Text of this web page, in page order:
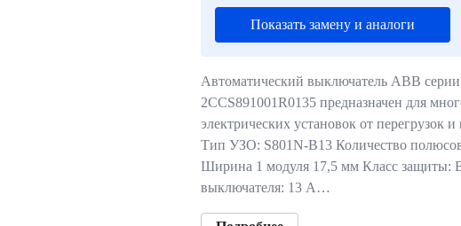
Показать замену и аналоги
Автоматический выключатель ABB
2CCS891001R0135 предназначен для
электрических установок от перегрузок
Тип УЗО: S801N-B13 Количество
Ширина 1 модуля 17,5 мм Класс защиты:
выключателя: 13 А…